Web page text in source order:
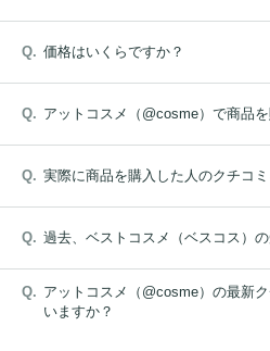
価格はいくらですか？
アットコスメ（@cosme）で商品
実際に商品を購入した人のクチコ
過去、ベストコスメ（ベスコス）
アットコスメ（@cosme）の最新
いますか？